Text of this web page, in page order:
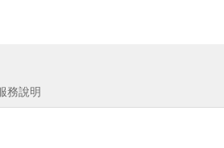
務說明